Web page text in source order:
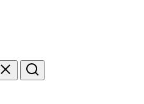
Tilbakestill
Søk